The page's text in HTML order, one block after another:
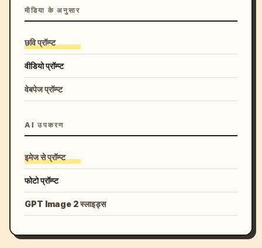
मीडिया के अनुसार
छवि प्रॉम्प्ट
वीडियो प्रॉम्प्ट
वेबपेज प्रॉम्प्ट
AI उपकरण
इमेज से प्रॉम्प्ट
फोटो प्रॉम्प्ट
GPT Image 2 स्लाइड्स